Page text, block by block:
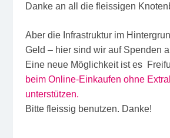
Danke an all die fleissigen
Aber die Infrastruktur im
Geld – hier sind wir auf Spenden
Eine neue Möglichkeit ist es
beim Online-Einkaufen ohne
unterstützen.
Bitte fleissig benutzen. Danke!